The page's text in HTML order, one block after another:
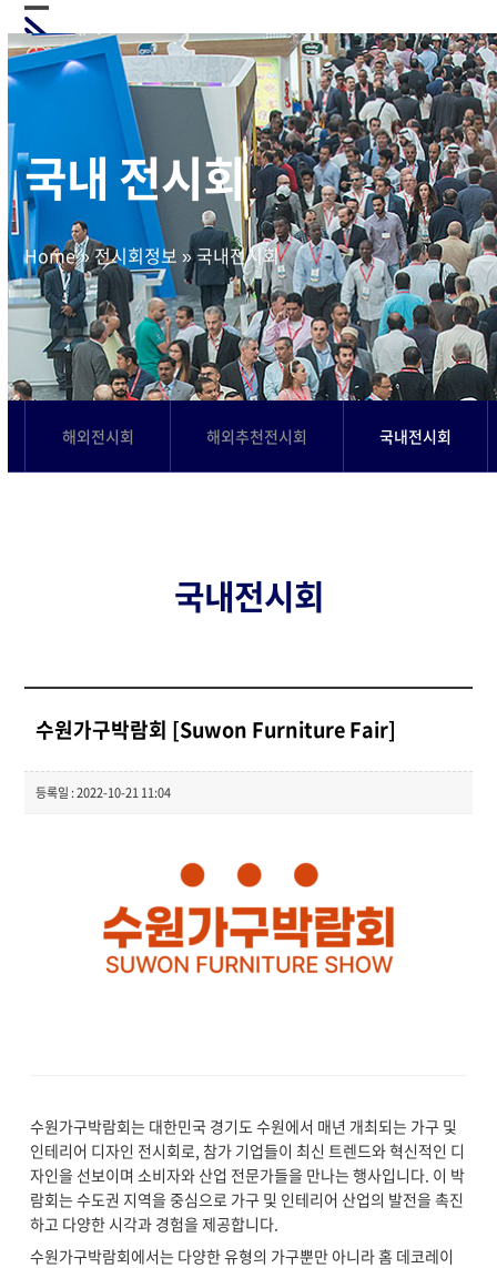
Skip
to
content
Open
mobile
Close
mobile
국내 전시회
Home»전시회정보 »국내전시회
해외전시회 해외추천전시회 국내전시회
국내전시회
수원가구박람회 [Suwon Furniture Fair]
등록일 : 2022-10-21 11:04
수원가구박람회는 대한민국 경기도 수원에서 매년 개최되는 가구 및
인테리어 디자인 전시회로, 참가 기업들이 최신 트렌드와 혁신적인 디
자인을 선보이며 소비자와 산업 전문가들을 만나는 행사입니다. 이 박
람회는 수도권 지역을 중심으로 가구 및 인테리어 산업의 발전을 촉진
하고 다양한 시각과 경험을 제공합니다.
수원가구박람회에서는 다양한 유형의 가구뿐만 아니라 홈 데코레이